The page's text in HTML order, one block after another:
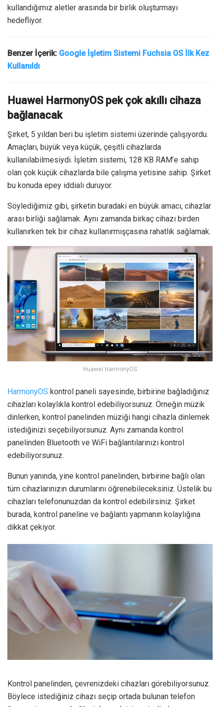
kullandığımız aletler arasında bir birlik oluşturmayı
hedefliyor.
Benzer İçerik: Google İşletim Sistemi Fuchsia OS İlk Kez
Kullanıldı
Huawei HarmonyOS pek çok akıllı cihaza
bağlanacak
Şirket, 5 yıldan beri bu işletim sistemi üzerinde çalışıyordu.
Amaçları, büyük veya küçük, çeşitli cihazlarda
kullanılabilmesiydi. İşletim sistemi, 128 KB RAM’e sahip
olan çok küçük cihazlarda bile çalışma yetisine sahip. Şirket
bu konuda epey iddialı duruyor.
Söylediğimiz gibi, şirketin buradaki en büyük amacı, cihazlar
arası birliği sağlamak. Aynı zamanda birkaç cihazı birden
kullanırken tek bir cihaz kullanırmışçasına rahatlık sağlamak.
Huawei HarmonyOS
HarmonyOS kontrol paneli sayesinde, birbirine bağladığınız
cihazları kolaylıkla kontrol edebiliyorsunuz. Örneğin müzik
dinlerken, kontrol panelinden müziği hangi cihazla dinlemek
istediğinizi seçebiliyorsunuz. Aynı zamanda kontrol
panelinden Bluetooth ve WiFi bağlantılarınızı kontrol
edebiliyorsunuz.
Bunun yanında, yine kontrol panelinden, birbirine bağlı olan
tüm cihazlarınızın durumlarını öğrenebileceksiniz. Üstelik bu
cihazları telefonunuzdan da kontrol edebilirsiniz. Şirket
burada, kontrol paneline ve bağlantı yapmanın kolaylığına
dikkat çekiyor.
Kontrol panelinden, çevrenizdeki cihazları görebiliyorsunuz.
Böylece istediğiniz cihazı seçip ortada bulunan telefon